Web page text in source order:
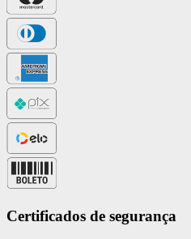
Certificados de segurança